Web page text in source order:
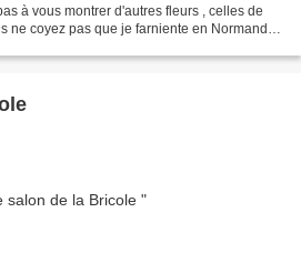
à vous montrer d'autres fleurs , celles de
ne coyez pas que je farniente en Normandie